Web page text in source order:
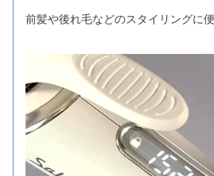
前髪や後れ毛などのスタイリングに便